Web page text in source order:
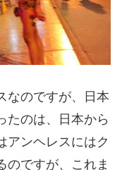
なのですが、日本
たのは、日本から
アンヘレスにはク
のですが、これま